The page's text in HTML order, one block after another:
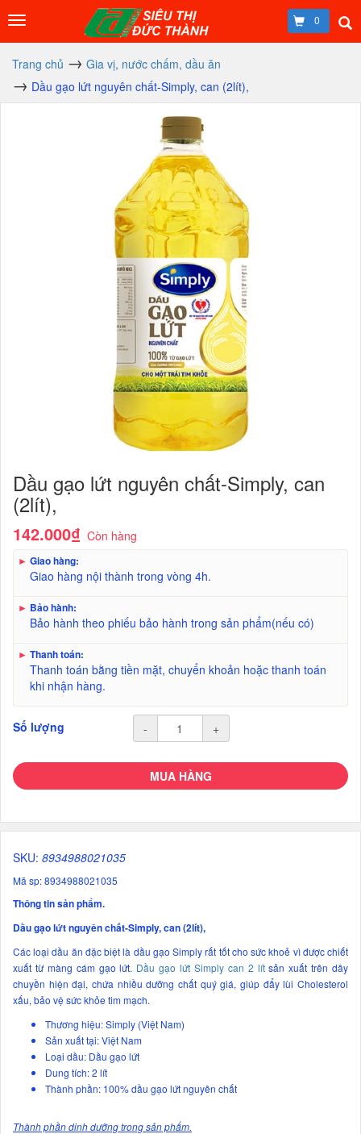
0
Trang chủ
Gia vị, nước chấm, dầu ăn
Dầu gạo lứt nguyên chất-Simply, can (2lít),
Dầu gạo lứt nguyên chất-Simply, can
(2lít),
142.000₫ Còn hàng
► Giao hàng:
Giao hàng nội thành trong vòng 4h.
► Bảo hành:
Bảo hành theo phiếu bảo hành trong sản phẩm(nếu có)
► Thanh toán:
Thanh toán bằng tiền mặt, chuyển khoản hoặc thanh toán
khi nhận hàng.
Số lượng - +
MUA HÀNG
SKU: 8934988021035
Mã sp: 8934988021035
Thông tin sản phẩm.
Dầu gạo lứt nguyên chất-Simply, can (2lít),
Các loại dầu ăn đặc biệt là dầu gạo Simply rất tốt cho sức khoẻ vì được chiết
xuất từ màng cám gạo lứt. Dầu gạo lứt Simply can 2 lítsản xuất trên dây
chuyền hiện đại, chứa nhiều dưỡng chất quý giá, giúp đẩy lùi Cholesterol
xấu, bảo vệ sức khỏe tim mạch.
Thương hiệu: Simply (Việt Nam)
Sản xuất tại: Việt Nam
Loại dầu: Dầu gạo lứt
Dung tích: 2 lít
Thành phần: 100% dầu gạo lứt nguyên chất
Thành phần dinh dưỡng trong sản phẩm.